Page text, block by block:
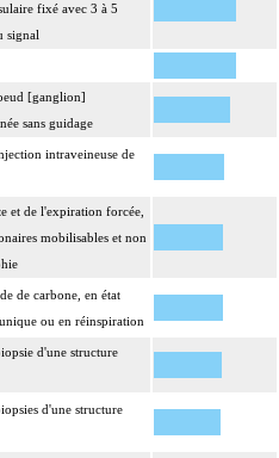
fixé avec 3 à 5
signal
[ganglion]
sans guidage
intraveineuse de
et de l'expiration forcée,
mobilisables et non
de carbone, en état
ou en réinspiration
d'une structure
d'une structure